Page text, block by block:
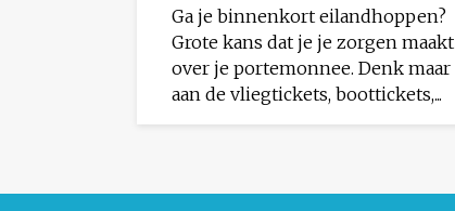
Ga je binnenkort eilandhoppen?
Grote kans dat je je zorgen maakt
over je portemonnee. Denk maar
aan de vliegtickets, boottickets,...